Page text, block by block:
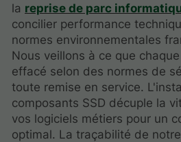
la reprise de parc
concilier performance
normes environnementales
Nous veillons à ce que
effacé selon des normes de
toute remise en service.
composants SSD décuple la
vos logiciels métiers pour un
optimal. La traçabilité de